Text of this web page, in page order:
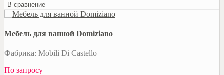
В сравнение
Мебель для ванной Domiziano
Фабрика: Mobili Di Castello
По запросу